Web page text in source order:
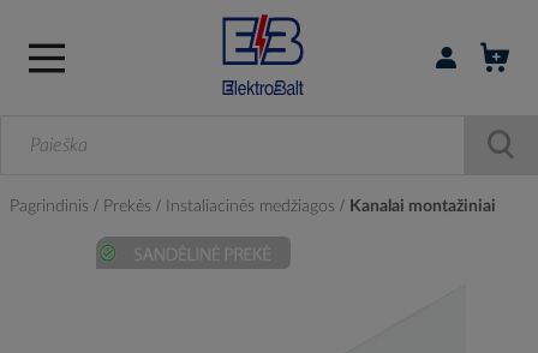
Prisijungti /
Pagrindinis Prekės Instaliacinės medžiagos Kanalai montažiniai